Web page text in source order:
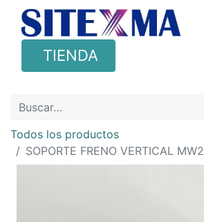
TIENDA
Todos los productos
SOPORTE FRENO VERTICAL MW2